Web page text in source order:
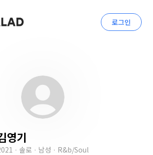
로그인
영기
· 솔로 · 남성 · R&b/Soul